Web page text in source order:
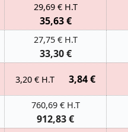
29,69 € H.T
35,63 €
27,75 € H.T
33,30 €
3,20 € H.T 3,84 €
760,69 € H.T
912,83 €